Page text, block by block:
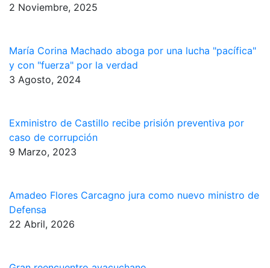
2 Noviembre, 2025
María Corina Machado aboga por una lucha "pacífica"
y con "fuerza" por la verdad
3 Agosto, 2024
Exministro de Castillo recibe prisión preventiva por
caso de corrupción
9 Marzo, 2023
Amadeo Flores Carcagno jura como nuevo ministro de
Defensa
22 Abril, 2026